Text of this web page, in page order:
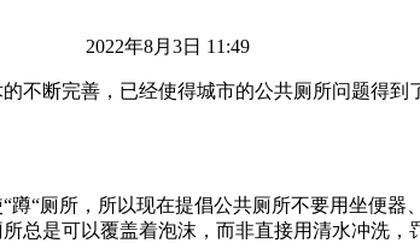
2022年8月3日 11:49
不断完善，已经使得城市的公共厕所问题得
“厕所，所以现在提倡公共厕所不要用坐便
是可以覆盖着泡沫，而非直接用清水冲洗，